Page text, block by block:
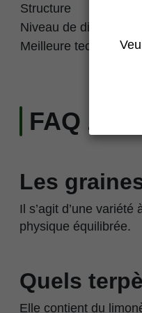
Structure
Niveau de difficulté
Meilleure technique
FAQ
Les
Il s’agit d’une
physique équilibrée.
Quels
Elle contient du